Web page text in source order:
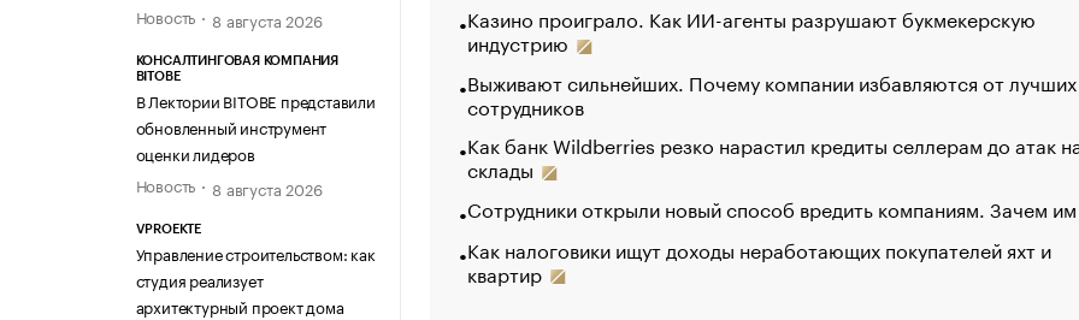
Новость
8 августа 2026
КОНСАЛТИНГОВАЯ КОМПАНИЯ
BITOBE
В Лектории BITOBE представили
обновленный инструмент
оценки лидеров
Новость
8 августа 2026
VPROEKTE
Управление строительством: как
студия реализует
архитектурный проект дома
Казино проиграло. Как ИИ-агенты разрушают букмекерскую
индустрию
Выживают сильнейших. Почему компании избавляются от лучших
сотрудников
Как банк Wildberries резко нарастил кредиты селлерам до атак
склады
Сотрудники открыли новый способ вредить компаниям. Зачем
Как налоговики ищут доходы неработающих покупателей яхт и
квартир